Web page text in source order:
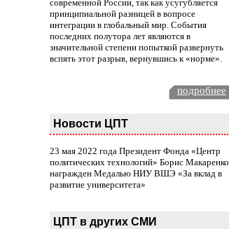
современной России, так как усугубляется
принципиальной разницей в вопросе
интеграции в глобальный мир. События
последних полутора лет являются в
значительной степени попыткой развернуть
вспять этот разрыв, вернувшись к «норме».
подробнее
Новости ЦПТ
23 мая 2022 года Президент Фонда «Центр
политических технологий» Борис Макаренко
награжден Медалью НИУ ВШЭ «За вклад в
развитие университета»
ЦПТ в других СМИ